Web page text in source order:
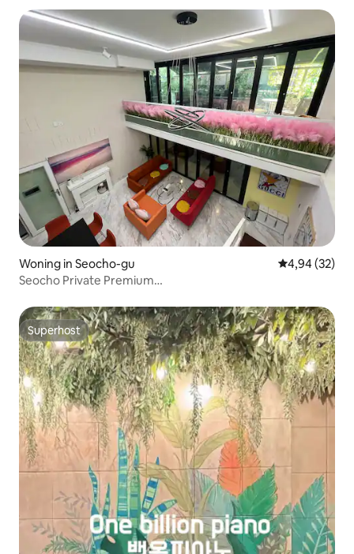
Woning in Seocho-gu Gemiddelde
4,94 (32)
Seocho Private Premium
Blooming #POOL#Bos
Superhost
Superhost